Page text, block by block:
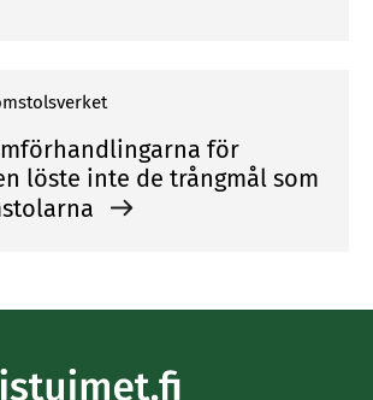
för
löste inte de trångmål som